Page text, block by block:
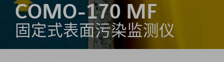
COMO-170 MF
固定式表面污染监测仪